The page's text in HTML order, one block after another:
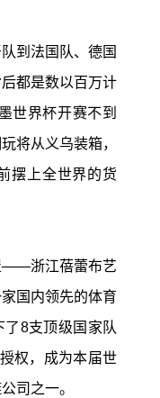
到法国队、德国
都是数以百万计
世界杯开赛不到
将从义乌装箱，
摆上全世界的货
——浙江蓓蕾布艺
国内领先的体育
了8支顶级国家队
权，成为本届世
司之一。